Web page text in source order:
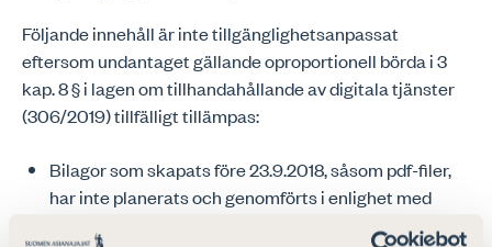
Följande innehåll är inte tillgänglighetsanpassat
eftersom undantaget gällande oproportionell börda i 3
kap. 8 § i lagen om tillhandahållande av digitala tjänster
(306/2019) tillfälligt tillämpas:
Bilagor som skapats före 23.9.2018, såsom pdf-filer,
har inte planerats och genomförts i enlighet med